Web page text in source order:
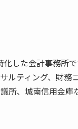
化した会計事務所
ルティング、財務
所、城南信用金庫